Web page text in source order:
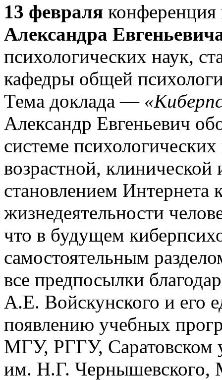
13 февраля конференция
Александра
психологических наук,
кафедры общей
Тема доклада —
Александр Евгеньевич
системе
возрастной,
становлением Интернета
жизнедеятельности
что в будущем
самостоятельным
все предпосылки
А.Е. Войскунского и его
появлению учебных
МГУ, РГГУ, Саратовском
им. Н.Г. Чернышевского,